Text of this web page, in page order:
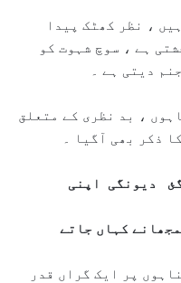
، نظر کھٹک پیدا
ہے ، سوچ شہوت کو
دیتی ہے ۔
، بد نظری کے متعلق
ذکر بھی آگیا ۔
دیونگی اپنی
کہاں جاتے
پر ایک گراں قدر